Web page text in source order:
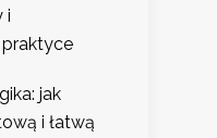
i
jak
i łatwą